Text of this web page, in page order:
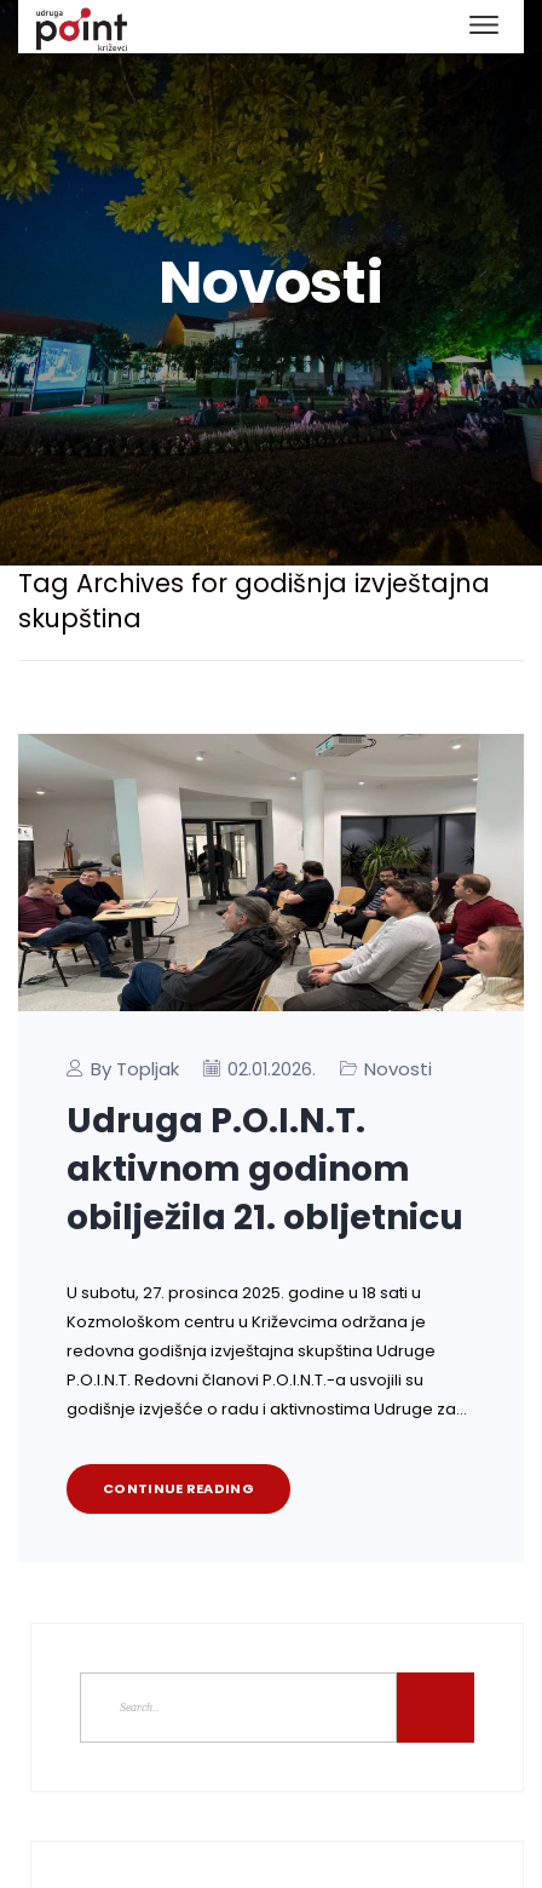
Novosti
Tag Archives for godišnja izvještajna
skupština
By Topljak 02.01.2026. Novosti
Udruga P.O.I.N.T.
aktivnom godinom
obilježila 21. obljetnicu
U subotu, 27. prosinca 2025. godine u 18 sati u
Kozmološkom centru u Križevcima održana je
redovna godišnja izvještajna skupština Udruge
P.O.I.N.T. Redovni članovi P.O.I.N.T.-a usvojili su
godišnje izvješće o radu i aktivnostima Udruge za…
CONTINUE READING